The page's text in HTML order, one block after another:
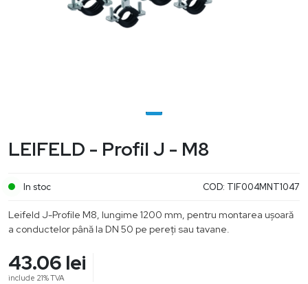
LEIFELD - Profil J - M8
In stoc COD: TIF004MNT1047
Leifeld J-Profile M8, lungime 1200 mm, pentru montarea ușoară
a conductelor până la DN 50 pe pereți sau tavane.
43.06 lei
include 21% TVA